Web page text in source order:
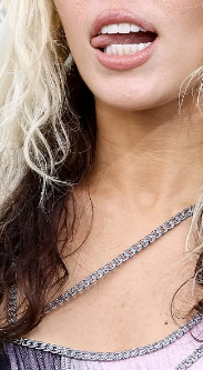
carrera se
en la exitosa serie